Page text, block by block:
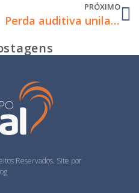
PRÓXIMO
Perda auditiva unilateral. Conheça a tecnologia que garante que você tenha dois ótimos ouvidos!
Reservados. Site por